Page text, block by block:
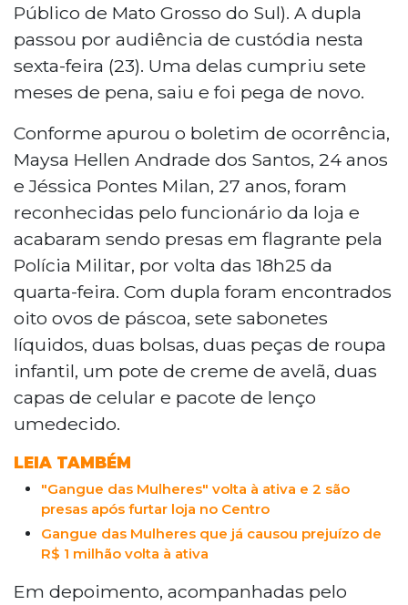
Público de Mato Grosso do Sul). A dupla
passou por audiência de custódia nesta
sexta-feira (23). Uma delas cumpriu sete
meses de pena, saiu e foi pega de novo.
Conforme apurou o boletim de ocorrência,
Maysa Hellen Andrade dos Santos, 24 anos
e Jéssica Pontes Milan, 27 anos, foram
reconhecidas pelo funcionário da loja e
acabaram sendo presas em flagrante pela
Polícia Militar, por volta das 18h25 da
quarta-feira. Com dupla foram encontrados
oito ovos de páscoa, sete sabonetes
líquidos, duas bolsas, duas peças de roupa
infantil, um pote de creme de avelã, duas
capas de celular e pacote de lenço
umedecido.
LEIA TAMBÉM
"Gangue das Mulheres" volta à ativa e 2 são
presas após furtar loja no Centro
Gangue das Mulheres que já causou prejuízo de
R$ 1 milhão volta à ativa
Em depoimento, acompanhadas pelo